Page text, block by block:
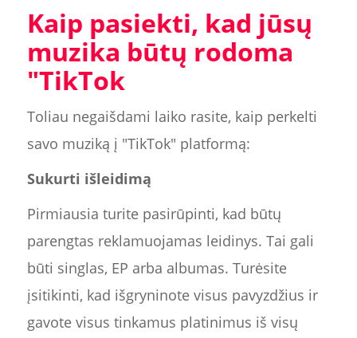
Kaip pasiekti, kad jūsų
muzika būtų rodoma
"TikTok
Toliau negaišdami laiko rasite, kaip perkelti
savo muziką į "TikTok" platformą:
Sukurti išleidimą
Pirmiausia turite pasirūpinti, kad būtų
parengtas reklamuojamas leidinys. Tai gali
būti singlas, EP arba albumas. Turėsite
įsitikinti, kad išgryninote visus pavyzdžius ir
gavote visus tinkamus platinimus iš visų